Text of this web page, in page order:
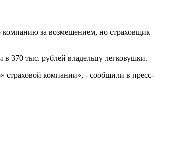
компанию за возмещением, но страховщик
в 370 тыс. рублей владельцу легковушки.
страховой компании», - сообщили в пресс-